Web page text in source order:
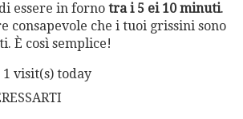
essere in forno tra i 5 ei 10 minuti.
consapevole che i tuoi grissini sono
È così semplice!
visit(s) today